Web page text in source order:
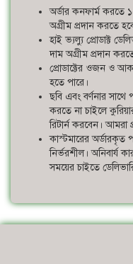
অর্ডার কনফার্ম করতে
অগ্রীম প্রদান করতে
হাই ভ্যল্যু প্রোডাক্ট
দাম অগ্রীম প্রদান
প্রোডাক্টের ওজন ও
হতে পারে।
ছবি এবং বর্ণনার
করতে না চাইলে
রিটার্ন করবেন। আমরা
কাস্টমারের অর্ডারকৃত
নির্ভরশীল। অনিবার্য
সময়ের চাইতে